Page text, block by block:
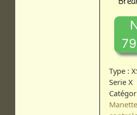
Type :
Serie X